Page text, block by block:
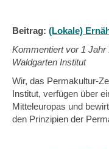
Beitrag: (Lokale)
Kommentiert vor 1 Jahr
Waldgarten Institut
Wir, das Permakultur-
Institut, verfügen über
Mitteleuropas und
den Prinzipien der